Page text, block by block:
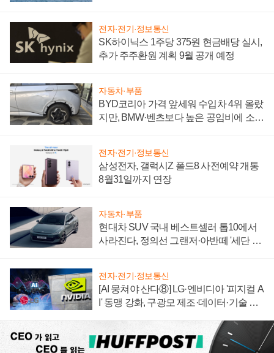
전자·전기·정보통신
SK하이닉스 1주당 375원 현금배당 실시,
추가 주주환원 계획 9월 공개 예정
자동차·부품
BYD코리아 가격 앞세워 수입차 4위 올랐
지만, BMW·벤츠보다 높은 공임비에 소비
전자·전기·정보통신
삼성전자, 갤럭시Z 폴드8 사전예약 개통
8월31일까지 연장
자동차·부품
현대차 SUV 국내 베스트셀러 톱10에서
사라진다, 정의선 그랜저·아반떼 '세단 쌍
전자·전기·정보통신
[AI 뭉쳐야 산다⑧] LG·엔비디아 '피지컬 A
I' 동맹 강화, 구광모 제조·데이터·기술 결